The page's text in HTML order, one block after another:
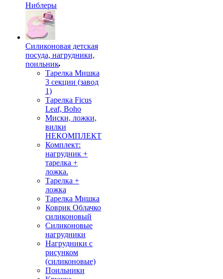
Ниблеры
Силиконовая детская
посуда, нагрудники,
поильник
Тарелка Мишка
3 секции (завод
1)
Тарелка Ficus
Leaf, Boho
Миски, ложки,
вилки
НЕКОМПЛЕКТ
Комплект:
нагрудник +
тарелка +
ложка.
Тарелка +
ложка
Тарелка Мишка
Коврик Облачко
силиконовый
Силиконовые
нагрудники
Нагрудники с
рисунком
(силиконовые)
Поильники